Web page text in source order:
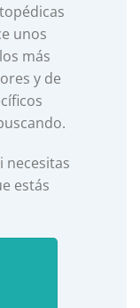
unos
más
y de
necesitas
estás